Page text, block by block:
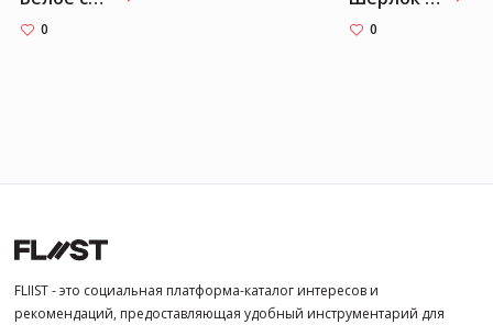
0 0
FLIIST - это социальная платформа-каталог интересов и
рекомендаций, предоставляющая удобный инструментарий для